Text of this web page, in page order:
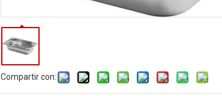
Compartir con: